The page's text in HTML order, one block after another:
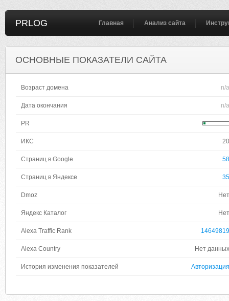
PRLOG Главная Анализ сайта
ОСНОВНЫЕ ПОКАЗАТЕЛИ САЙТА
Возраст домена n/a
Дата окончания n/a
PR
ИКС 20
Страниц в Google 58
Страниц в Яндексе 35
Dmoz Нет
Яндекс Каталог Нет
Alexa Traffic Rank 14649819
Alexa Country Нет данных
История изменения показателей Авторизация